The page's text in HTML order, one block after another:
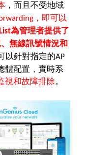
，而且不受地域
，即可以
為管理者提供了
無線訊號情況和
以針對指定的AP
體配置，實時系
視和故障排除。